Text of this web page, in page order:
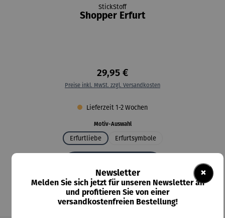
StickStoff
Shopper Erfurt
29,95 €
Preise inkl. MwSt. zzgl. Versandkosten
Lieferzeit 1-2 Wochen
Motiv-Auswahlauswählen
Erfurtliebe Erfurtsymbole
×
Newsletter
Melden Sie sich jetzt für unseren Newsletter an
und profitieren Sie von einer
versandkostenfreien Bestellung!